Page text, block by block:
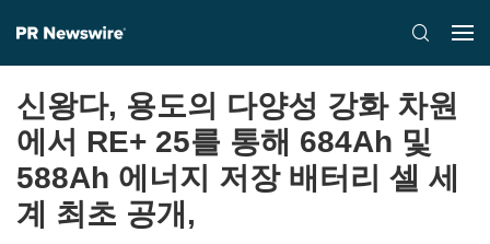
신왕다, 용도의 다양성 강화 차원
에서 RE+ 25를 통해 684Ah 및
588Ah 에너지 저장 배터리 셀 세
계 최초 공개,